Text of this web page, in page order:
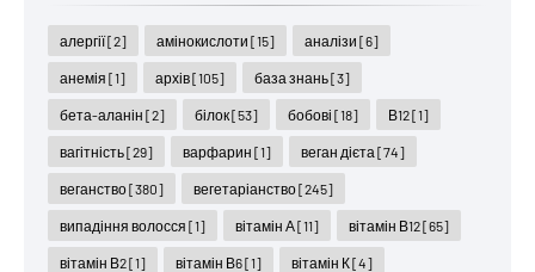
алергії[2] амінокислоти [15] аналізи [6]
анемія [1] архів[105] база знань[3]
бета-аланін [2] білок[53] бобові [18] В12[1]
вагітність[29] варфарин [1] веган дієта [74]
веганство[380] вегетаріанство[245]
випадіння волосся [1] вітамін А [11] вітамін В12[65]
вітамін В2[1] вітамін В6[1] вітамін К[4]